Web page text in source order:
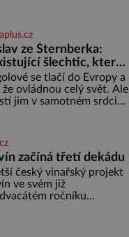
že horká zem u
ze seriálu Ulice a
vychladne,
ze Šternberka:
šlechtic, který
vyžene Mongoly
se tlačí do Evropy a
že ovládnou celý svět. Ale
jim v samotném srdci
hordy zastavit. Co
žádná z asijských říší,
Němci – to
český král. Nebo že by
od roku 1223
podél Kaspického a
začíná třetí dekádu
český vinařský projekt
ve svém již
ročníku